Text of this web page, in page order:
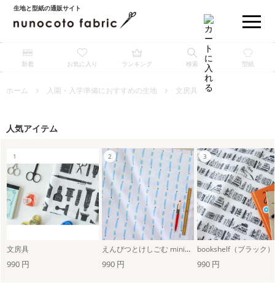
生地と型紙の通販サイト
新着 お気に入り ランキング 検索 型紙
ホーム 入園・入学準備におすすめの生地 文房具
人気アイテム
文房具 えんぴつとけしごむ mini（ホワイト×ブルーグレー） bookshelf（ブラック）
990 円 990 円 990 円